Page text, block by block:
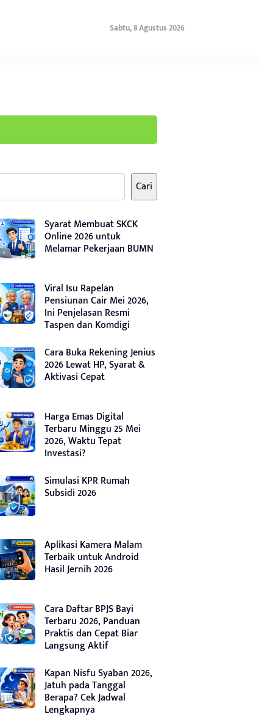
Sabtu, 8 Agustus 2026
Cari
Syarat Membuat SKCK
Online 2026 untuk
Melamar Pekerjaan BUMN
Viral Isu Rapelan
Pensiunan Cair Mei 2026,
Ini Penjelasan Resmi
Taspen dan Komdigi
Cara Buka Rekening Jenius
2026 Lewat HP, Syarat &
Aktivasi Cepat
Harga Emas Digital
Terbaru Minggu 25 Mei
2026, Waktu Tepat
Investasi?
Simulasi KPR Rumah
Subsidi 2026
Aplikasi Kamera Malam
Terbaik untuk Android
Hasil Jernih 2026
Cara Daftar BPJS Bayi
Terbaru 2026, Panduan
Praktis dan Cepat Biar
Langsung Aktif
Kapan Nisfu Syaban 2026,
Jatuh pada Tanggal
Berapa? Cek Jadwal
Lengkapnya